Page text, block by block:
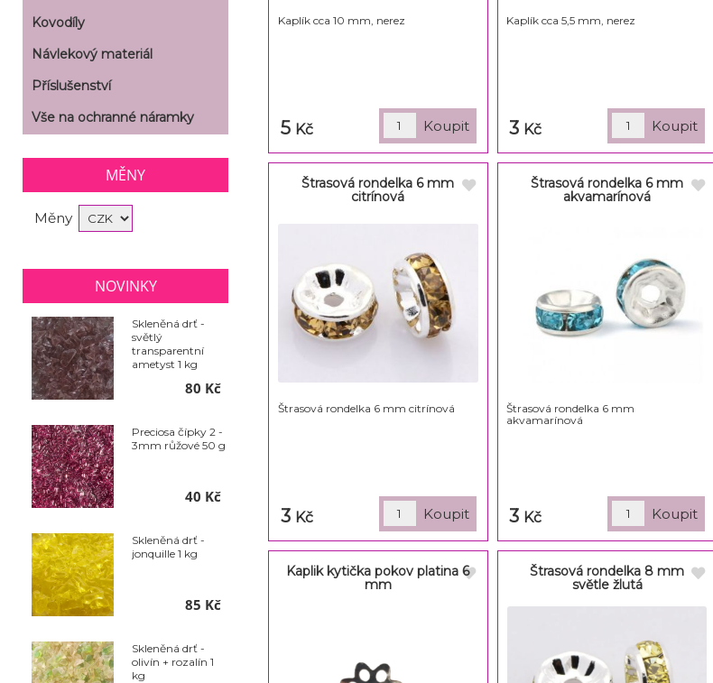
Kaplík cca 10 mm, nerez
5 Kč
Kaplík cca 5,5 mm, nerez
3 Kč
Štrasová rondelka 6 mm
citrínová
Štrasová rondelka 6 mm citrínová
3 Kč
Štrasová rondelka 6 mm
akvamarínová
Štrasová rondelka 6 mm
akvamarínová
3 Kč
Kaplik kytička pokov platina 6
mm
Štrasová rondelka 8 mm
světle žlutá
Kovodíly
Návlekový materiál
Příslušenství
Vše na ochranné náramky
MĚNY
Měny
NOVINKY
Skleněná drť -
světlý
transparentní
ametyst 1 kg
80 Kč
Preciosa čípky 2 -
3mm růžové 50 g
40 Kč
Skleněná drť -
jonquille 1 kg
85 Kč
Skleněná drť -
olivín + rozalín 1
kg